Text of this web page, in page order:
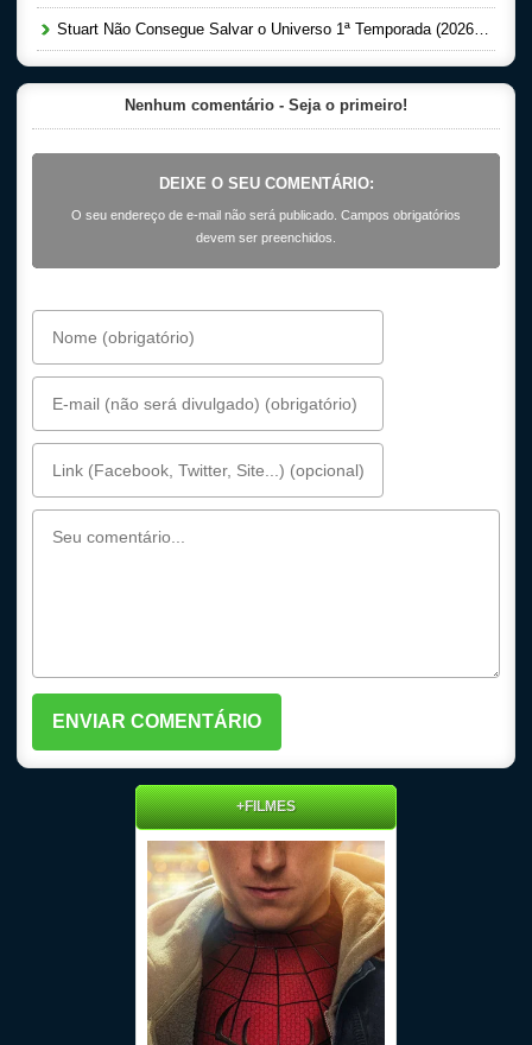
Stuart Não Consegue Salvar o Universo 1ª Temporada (2026) Dual Áudio 5.1 WEB-DL 1080p
Nenhum comentário - Seja o primeiro!
DEIXE O SEU COMENTÁRIO:
O seu endereço de e-mail não será publicado. Campos obrigatórios
devem ser preenchidos.
+FILMES